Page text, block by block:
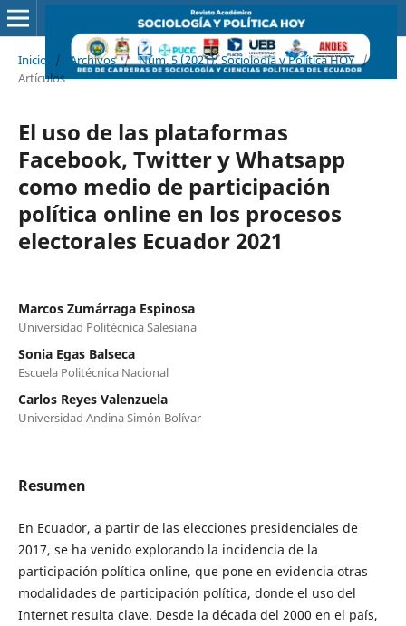
Inicio / Archivos / Núm. 5 (2021): Sociología y Política HOY /
Artículos
El uso de las plataformas
Facebook, Twitter y Whatsapp
como medio de participación
política online en los procesos
electorales Ecuador 2021
Marcos Zumárraga Espinosa
Universidad Politécnica Salesiana
Sonia Egas Balseca
Escuela Politécnica Nacional
Carlos Reyes Valenzuela
Universidad Andina Simón Bolívar
Resumen
En Ecuador, a partir de las elecciones presidenciales de
2017, se ha venido explorando la incidencia de la
participación política online, que pone en evidencia otras
modalidades de participación política, donde el uso del
Internet resulta clave. Desde la década del 2000 en el país,